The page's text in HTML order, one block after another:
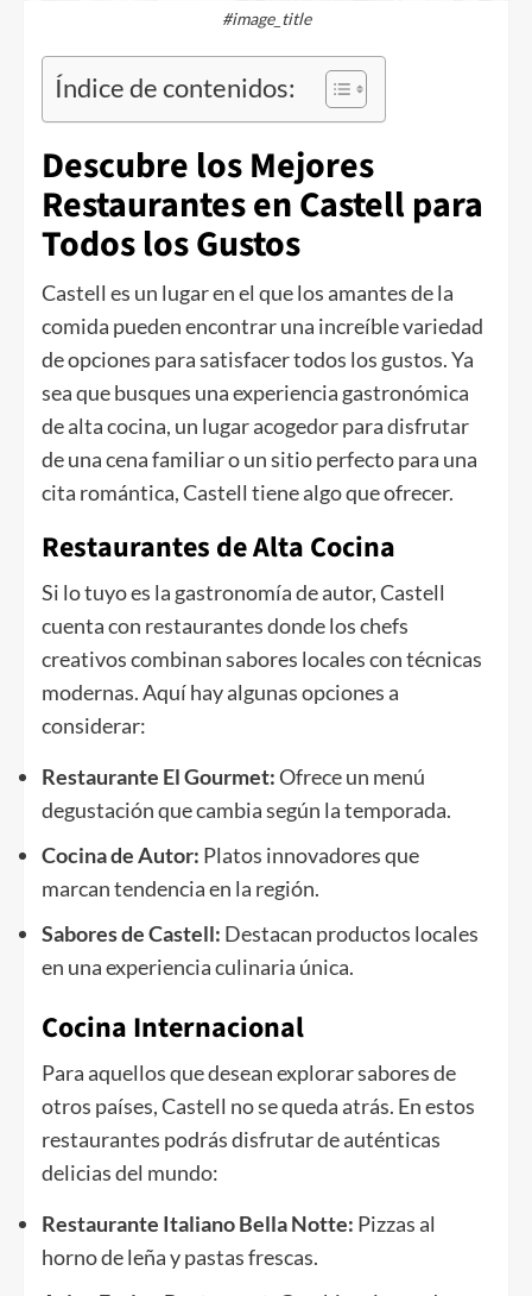
#image_title
Índice de contenidos:
Descubre los Mejores
Restaurantes en Castell para
Todos los Gustos
Castell es un lugar en el que los amantes de la
comida pueden encontrar una increíble variedad
de opciones para satisfacer todos los gustos. Ya
sea que busques una experiencia gastronómica
de alta cocina, un lugar acogedor para disfrutar
de una cena familiar o un sitio perfecto para una
cita romántica, Castell tiene algo que ofrecer.
Restaurantes de Alta Cocina
Si lo tuyo es la gastronomía de autor, Castell
cuenta con restaurantes donde los chefs
creativos combinan sabores locales con técnicas
modernas. Aquí hay algunas opciones a
considerar:
Restaurante El Gourmet:Ofrece un menú
degustación que cambia según la temporada.
Cocina de Autor: Platos innovadores que
marcan tendencia en la región.
Sabores de Castell: Destacan productos locales
en una experiencia culinaria única.
Cocina Internacional
Para aquellos que desean explorar sabores de
otros países, Castell no se queda atrás. En estos
restaurantes podrás disfrutar de auténticas
delicias del mundo:
Restaurante Italiano Bella Notte: Pizzas al
horno de leña y pastas frescas.